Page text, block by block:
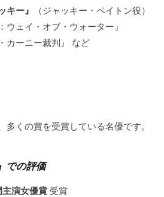
キー』
（ジャッキー・ペイトン役）
ウェイ・オブ・ウォーター』
カーニー裁判』 など
多くの賞を受賞している名優です。
での評価
演女優賞受賞